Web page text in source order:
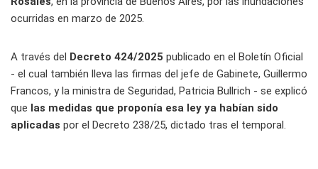
ocurridas en marzo de 2025.
A través del Decreto 424/2025 publicado en el Boletín Oficial
- el cual también lleva las firmas del jefe de Gabinete, Guillermo
Francos, y la ministra de Seguridad, Patricia Bullrich - se explicó
que las medidas que proponía esa ley ya habían sido
aplicadas por el Decreto 238/25, dictado tras el temporal.